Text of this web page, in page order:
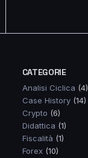
CATEGORIE
Analisi Ciclica (4)
Case History(14)
Crypto (6)
Didattica (1)
Fiscalità (1)
Forex(10)